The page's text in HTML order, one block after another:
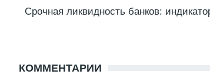
Срочная ликвидность банков:
КОММЕНТАРИИ